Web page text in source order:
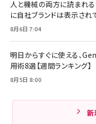
人と機械の両方に読まれる
に自社ブランドは表示され
8月6日 7:04
明日からすぐに使える、
用術8選【週間ランキング】
8月5日 8:00
新